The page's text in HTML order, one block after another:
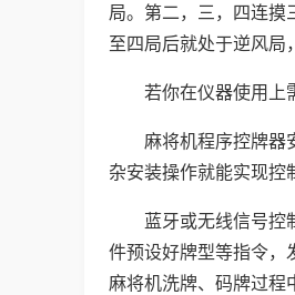
局。第二，三，四连摸
至四局后就处于逆风局
若你在仪器使用上
麻将机程序控牌器
杂安装操作就能实现控
蓝牙或无线信号控
件预设好牌型等指令，
麻将机洗牌、码牌过程